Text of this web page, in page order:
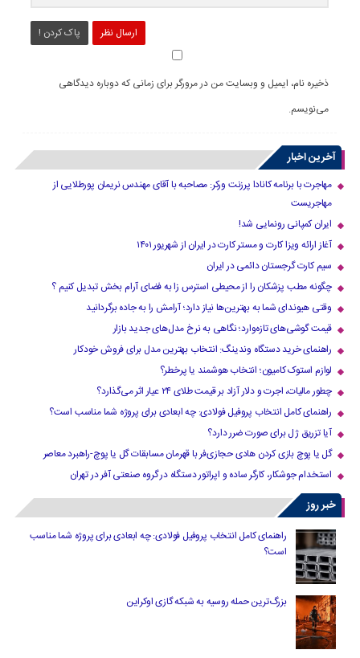
ارسال نظر پاک کردن !
ذخیره نام، ایمیل و وبسایت من در مرورگر برای زمانی که دوباره دیدگاهی
می‌نویسم.
آخرین اخبار
مهاجرت با برنامه کانادا پرزنت ورکر: مصاحبه با آقای مهندس نریمان پورطلایی از
مهاجریست
ایران کمپانی رونمایی شد!
آغاز ارائه ویزا کارت و مستر کارت در ایران از شهریور ۱۴۰۱
سیم کارت گرجستان دائمی در ایران
چگونه مطب پزشکان را از محیطی استرس زا به فضای آرام بخش تبدیل کنیم ؟
وقتی هیوندای شما به بهترین‌ها نیاز دارد؛ آرامش را به جاده برگردانید
قیمت گوشی‌های تازه‌وارد؛ نگاهی به نرخ مدل‌های جدید بازار
راهنمای خرید دستگاه وندینگ: انتخاب بهترین مدل برای فروش خودکار
لوازم استوک کامیون؛ انتخاب هوشمند یا پرخطر؟
چطور مالیات، اجرت و دلار آزاد بر قیمت طلای ۲۴ عیار اثر می‌گذارد؟
راهنمای کامل انتخاب پروفیل فولادی: چه ابعادی برای پروژه شما مناسب است؟
آیا تزریق ژل برای صورت ضرر دارد​؟
گل یا پوچ بازی کردن هادی حجازی‌فر با قهرمان مسابقات گل یا پوچ-راهبرد معاصر
استخدام جوشکار، کارگر ساده و اپراتور دستگاه در گروه صنعتی آفر در تهران
خبر روز
راهنمای کامل انتخاب پروفیل فولادی: چه ابعادی برای پروژه شما مناسب
است؟
بزرگ‌ترین حمله روسیه به شبکه گازی اوکراین